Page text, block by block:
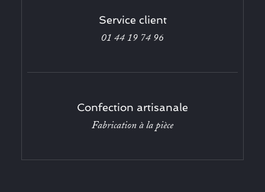
Service client
01 44 19 74 96
Confection artisanale
Fabrication à la pièce